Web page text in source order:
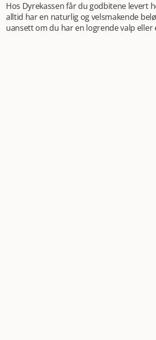
Hos Dyrekassen får du godbitene levert
alltid har en naturlig og velsmakende
uansett om du har en logrende valp eller